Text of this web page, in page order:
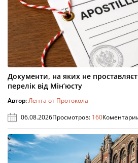
Документи, на яких не
перелік від Мін’юсту
Автор:Лента от Протокола
06.08.2026Просмотров: 160